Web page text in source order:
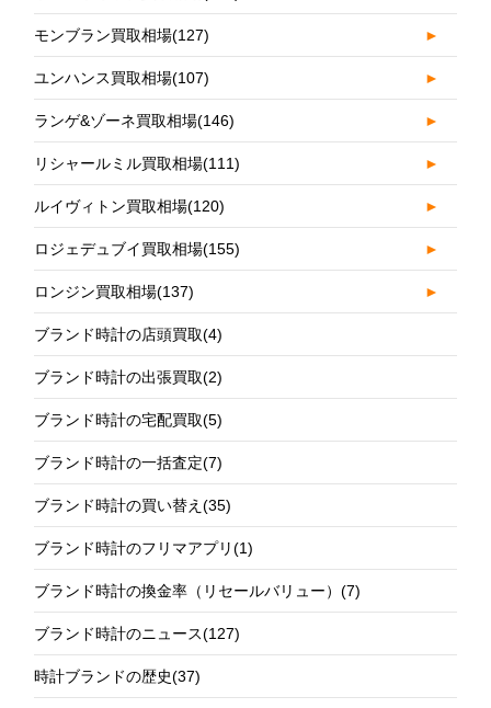
モンブラン買取相場(127) ►
ユンハンス買取相場(107) ►
ランゲ&ゾーネ買取相場(146) ►
リシャールミル買取相場(111) ►
ルイヴィトン買取相場(120) ►
ロジェデュブイ買取相場(155) ►
ロンジン買取相場(137) ►
ブランド時計の店頭買取(4)
ブランド時計の出張買取(2)
ブランド時計の宅配買取(5)
ブランド時計の一括査定(7)
ブランド時計の買い替え(35)
ブランド時計のフリマアプリ(1)
ブランド時計の換金率（リセールバリュー）(7)
ブランド時計のニュース(127)
時計ブランドの歴史(37)